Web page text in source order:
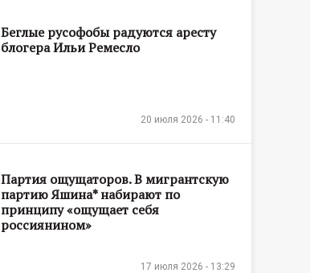
Беглые русофобы радуются аресту
блогера Ильи Ремесло
20 июля 2026 - 11:40
Партия ощущаторов. В мигрантскую
партию Яшина* набирают по
принципу «ощущает себя
россиянином»
17 июля 2026 - 13:29